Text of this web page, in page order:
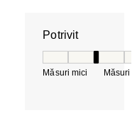
Potrivit
Măsuri mici Măsuri